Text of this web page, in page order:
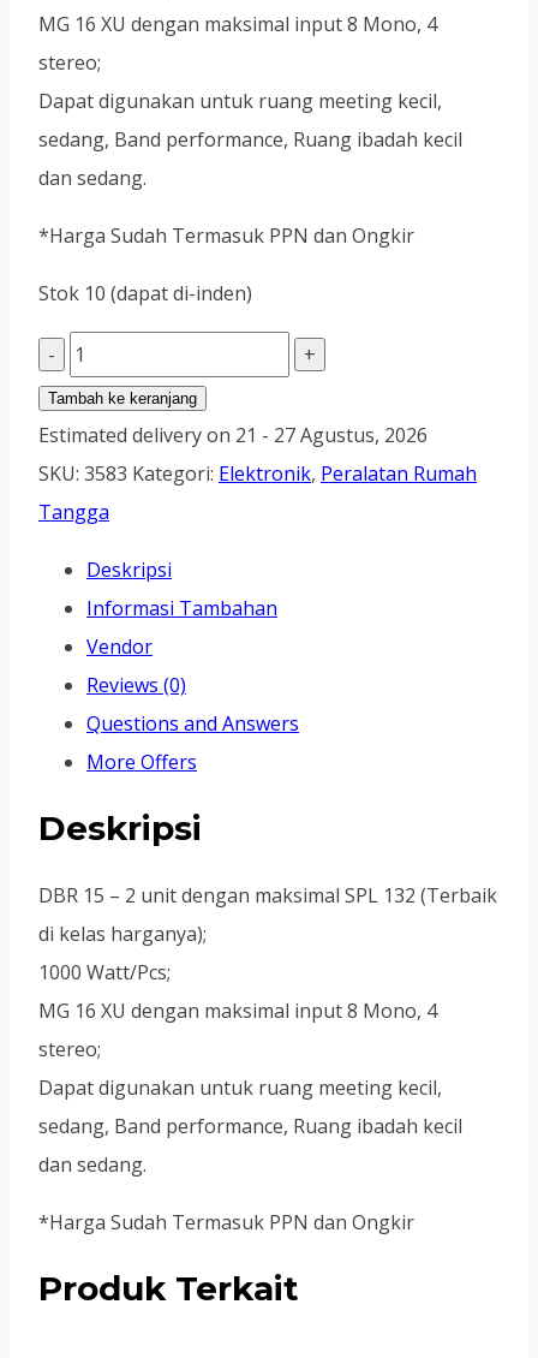
MG 16 XU dengan maksimal input 8 Mono, 4
stereo;
Dapat digunakan untuk ruang meeting kecil,
sedang, Band performance, Ruang ibadah kecil
dan sedang.
*Harga Sudah Termasuk PPN dan Ongkir
Stok 10 (dapat di-inden)
Kuantitas
Sound
System
YAMAHA
Performance
15A
Tambah ke keranjang
Estimated delivery on 21 - 27 Agustus, 2026
SKU: 3583 Kategori: Elektronik, Peralatan Rumah
Tangga
Deskripsi
Informasi Tambahan
Vendor
Reviews (0)
Questions and Answers
More Offers
Deskripsi
DBR 15 – 2 unit dengan maksimal SPL 132 (Terbaik
di kelas harganya);
1000 Watt/Pcs;
MG 16 XU dengan maksimal input 8 Mono, 4
stereo;
Dapat digunakan untuk ruang meeting kecil,
sedang, Band performance, Ruang ibadah kecil
dan sedang.
*Harga Sudah Termasuk PPN dan Ongkir
Produk Terkait